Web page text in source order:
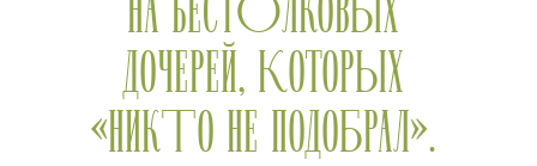
ДОЧЕРЕЙ, КОТОРЫХ
«НИКТО НЕ ПОДОБРАЛ».